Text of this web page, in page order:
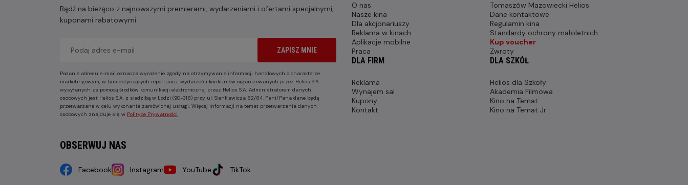
Bądź na bieżąco z najnowszymi premierami, wydarzeniami i ofertami specjalnymi,
kuponami rabatowymi
ZAPISZ MNIE
Podanie adresu e-mail oznacza wyrażenie zgody na otrzymywanie informacji handlowych o charakterze
marketingowym, w tym dotyczących repertuaru, wydarzeń i konkursów organizowanych przez Helios S.A.
wysyłanych za pomocą środków komunikacji elektronicznej przez Helios S.A. Administratorem danych
osobowych jest Helios S.A. z siedzibą w Łodzi (90-318) przy ul. Sienkiewicza 82/84. Pani/Pana dane będą
przetwarzane w celu wykonania zamówionej usługi. Więcej informacji na temat przetwarzania danych
osobowych znajduje się w Polityce Prywatności.
OBSERWUJ NAS
Facebook Instagram YouTube TikTok
O nas
Nasze kina
Dla akcjonariuszy
Reklama w kinach
Aplikacje mobilne
Praca
Tomaszów Mazowiecki Helios
Dane kontaktowe
Regulamin kina
Standardy ochrony małoletnich
Kup voucher
Zwroty
DLA FIRM
Reklama
Wynajem sal
Kupony
Kontakt
DLA SZKÓŁ
Helios dla Szkoły
Akademia Filmowa
Kino na Temat
Kino na Temat Jr